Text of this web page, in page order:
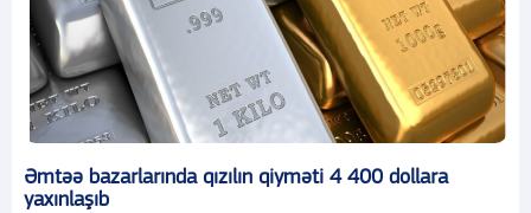
Əmtəə bazarlarında qızılın qiyməti 4 400 dollara
yaxınlaşıb